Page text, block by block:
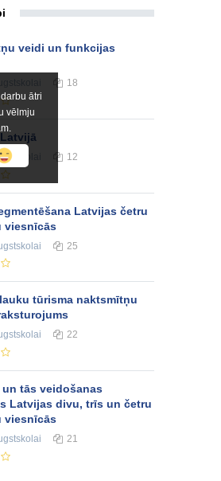
ātri
vēlmju
veidi un funkcijas
18
12
Latvijas četru
viesnīcās
25
tūrisma naktsmītņu
22
un tās veidošanas
Latvijas divu, trīs un četru
viesnīcās
21